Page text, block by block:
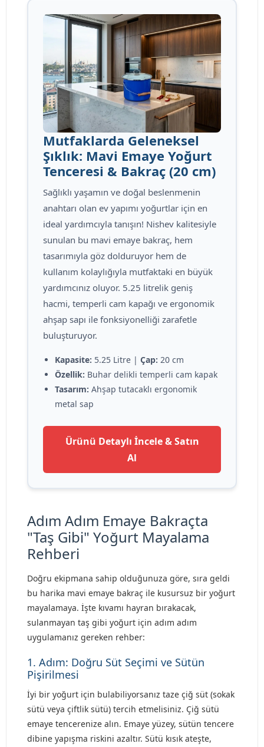
Mutfaklarda Geleneksel
Şıklık: Mavi Emaye Yoğurt
Tenceresi & Bakraç (20 cm)
Sağlıklı yaşamın ve doğal beslenmenin
anahtarı olan ev yapımı yoğurtlar için en
ideal yardımcıyla tanışın! Nishev kalitesiyle
sunulan bu mavi emaye bakraç, hem
tasarımıyla göz dolduruyor hem de
kullanım kolaylığıyla mutfaktaki en büyük
yardımcınız oluyor. 5.25 litrelik geniş
hacmi, temperli cam kapağı ve ergonomik
ahşap sapı ile fonksiyonelliği zarafetle
buluşturuyor.
Kapasite: 5.25 Litre | Çap: 20 cm
Özellik: Buhar delikli temperli cam kapak
Tasarım: Ahşap tutacaklı ergonomik
metal sap
Ürünü Detaylı İncele & Satın
Al
Adım Adım Emaye Bakraçta
"Taş Gibi" Yoğurt Mayalama
Rehberi
Doğru ekipmana sahip olduğunuza göre, sıra geldi
bu harika mavi emaye bakraç ile kusursuz bir yoğurt
mayalamaya. İşte kıvamı hayran bırakacak,
sulanmayan taş gibi yoğurt için adım adım
uygulamanız gereken rehber:
1. Adım: Doğru Süt Seçimi ve Sütün
Pişirilmesi
İyi bir yoğurt için bulabiliyorsanız taze çiğ süt (sokak
sütü veya çiftlik sütü) tercih etmelisiniz. Çiğ sütü
emaye tencerenize alın. Emaye yüzey, sütün tencere
dibine yapışma riskini azaltır. Sütü kısık ateşte,